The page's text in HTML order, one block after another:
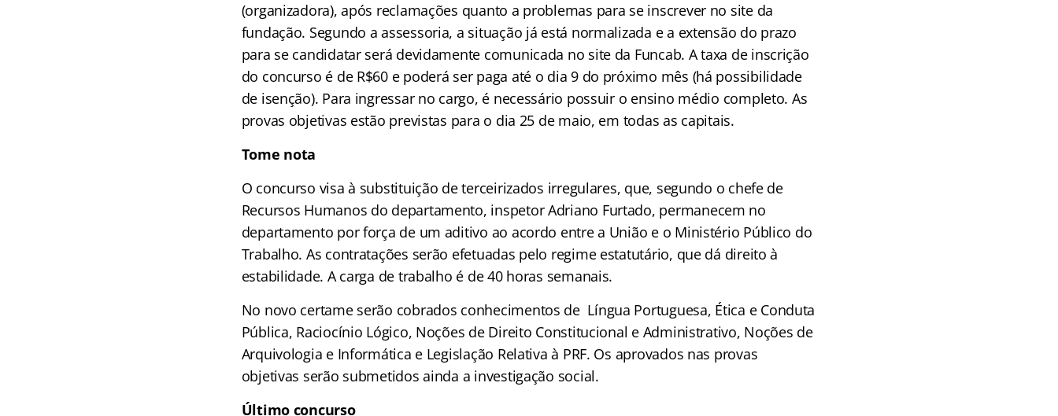
(organizadora), após reclamações quanto a problemas para se inscrever no site da
fundação. Segundo a assessoria, a situação já está normalizada e a extensão do prazo
para se candidatar será devidamente comunicada no site da Funcab. A taxa de inscrição
do concurso é de R$60 e poderá ser paga até o dia 9 do próximo mês (há possibilidade
de isenção). Para ingressar no cargo, é necessário possuir o ensino médio completo. As
provas objetivas estão previstas para o dia 25 de maio, em todas as capitais.
Tome nota
O concurso visa à substituição de terceirizados irregulares, que, segundo o chefe de
Recursos Humanos do departamento, inspetor Adriano Furtado, permanecem no
departamento por força de um aditivo ao acordo entre a União e o Ministério Público do
Trabalho. As contratações serão efetuadas pelo regime estatutário, que dá direito à
estabilidade. A carga de trabalho é de 40 horas semanais.
No novo certame serão cobrados conhecimentos de Língua Portuguesa, Ética e Conduta
Pública, Raciocínio Lógico, Noções de Direito Constitucional e Administrativo, Noções de
Arquivologia e Informática e Legislação Relativa à PRF. Os aprovados nas provas
objetivas serão submetidos ainda a investigação social.
Último concurso